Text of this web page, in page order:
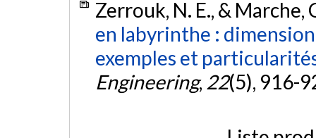
Zerrouk, N. E., & Marche,
en labyrinthe :
exemples et
Engineering, 22(5), 916-